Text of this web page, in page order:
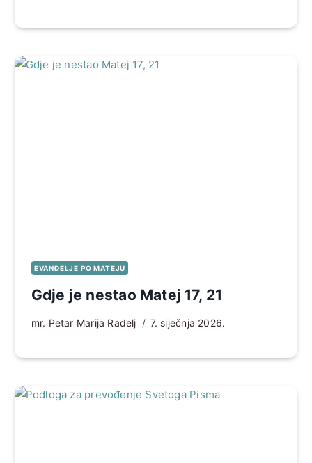
EVANĐELJE PO MATEJU
Gdje je nestao Matej 17, 21
mr. Petar Marija Radelj 7. siječnja 2026.